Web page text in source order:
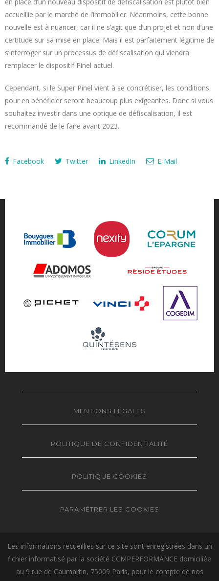
en place d’un nouveau dispositif de défiscalisation est plutôt bien
accueillie par le marché de l’immobilier. Néanmoins, cette bonne
nouvelle est à nuancer, car il ne s’agit que d’un projet et non d’une
certitude sur sa mise en place. Mais il est parfaitement légitime de
s’interroger sur un processus de défiscalisation qui viendra
remplacer le dispositif Pinel actuel.
Cependant, si le Super Pinel vient à se concrétiser, les conditions
pour en bénéficier seront beaucoup plus exigeantes. Donc si vous
souhaitez investir dans une optique de défiscalisation, il est
recommandé de le faire avant 2023.
Facebook Twitter LinkedIn E-Mail
MENTIONS LÉGALES
POLITIQUE DE CONFIDENTIALITÉ
POLITIQUE COOKIES
PARAMÉTRER LES COOKIES
Les informations recueillies sur ce site sont enregistrées dans un
fichier informatisé par la société CCMPERFORMANCE domiciliée
au 9 rue de Caumartin, 75009 Paris, pour le compte de nos